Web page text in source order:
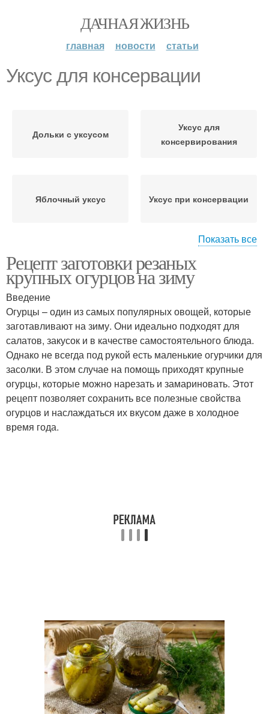
ДАЧНАЯ ЖИЗНЬ
главная новости статьи
Уксус для консервации
Дольки с уксусом
Уксус для
консервирования
Яблочный уксус Уксус при консервации
Уксус в кулинарии Огурцов с уксусом
Уксус по классическому
рецепту
Показать все
Рецепт заготовки резаных
крупных огурцов на зиму
Введение
Огурцы – один из самых популярных овощей, которые
заготавливают на зиму. Они идеально подходят для
салатов, закусок и в качестве самостоятельного блюда.
Однако не всегда под рукой есть маленькие огурчики для
засолки. В этом случае на помощь приходят крупные
огурцы, которые можно нарезать и замариновать. Этот
рецепт позволяет сохранить все полезные свойства
огурцов и наслаждаться их вкусом даже в холодное
время года.